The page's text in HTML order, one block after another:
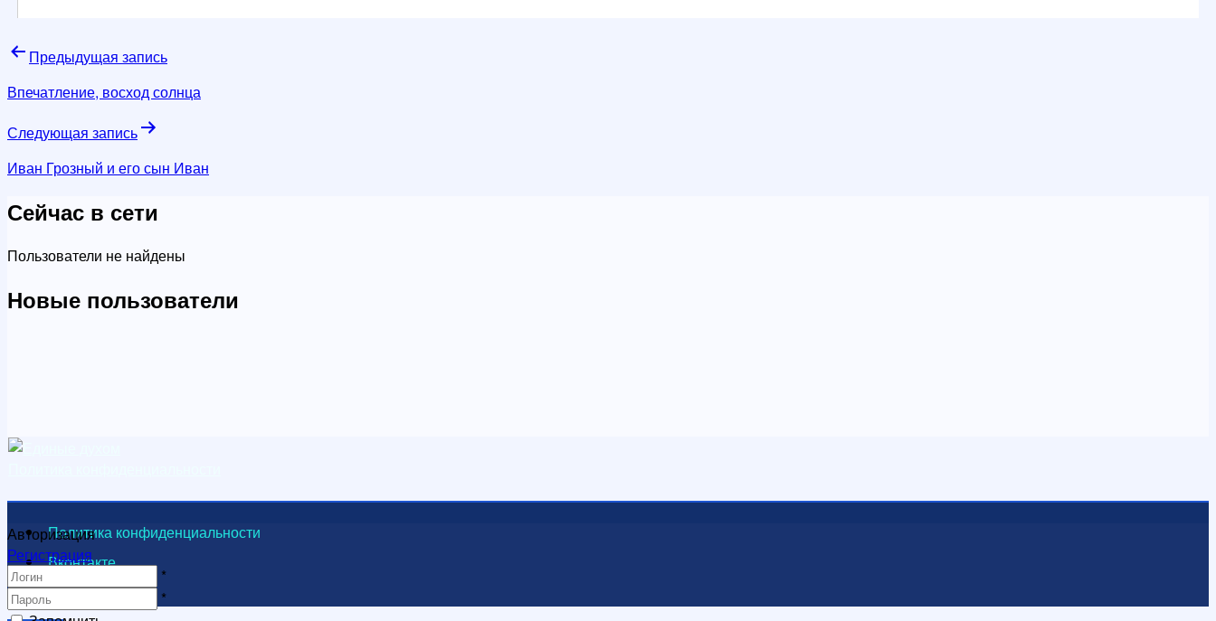
Навигация
по
Предыдущая запись
Впечатление, восход солнца
Следующая запись
Иван Грозный и его сын Иван
Сейчас в сети
Пользователи не найдены
Новые пользователи
Политика конфиденциальности
Вконтакте
Видеоканал
Авторизация
Регистрация
*
*